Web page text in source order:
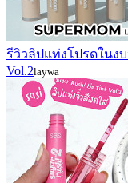
รีวิวลิปแท่งโปรดในงบ
Vol.2laywa